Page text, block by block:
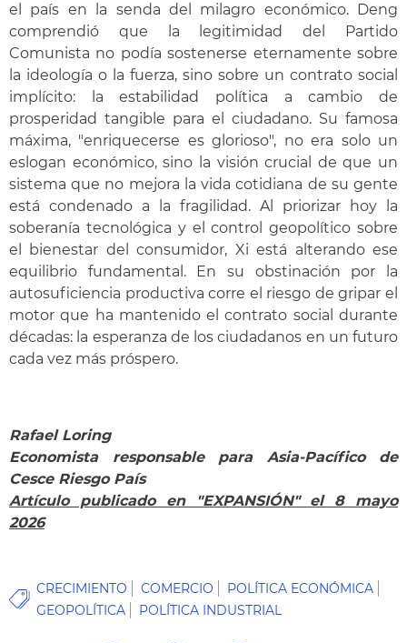
el país en la senda del milagro económico. Deng
comprendió que la legitimidad del Partido
Comunista no podía sostenerse eternamente sobre
la ideología o la fuerza, sino sobre un contrato social
implícito: la estabilidad política a cambio de
prosperidad tangible para el ciudadano. Su famosa
máxima, "enriquecerse es glorioso", no era solo un
eslogan económico, sino la visión crucial de que un
sistema que no mejora la vida cotidiana de su gente
está condenado a la fragilidad. Al priorizar hoy la
soberanía tecnológica y el control geopolítico sobre
el bienestar del consumidor, Xi está alterando ese
equilibrio fundamental. En su obstinación por la
autosuficiencia productiva corre el riesgo de gripar el
motor que ha mantenido el contrato social durante
décadas: la esperanza de los ciudadanos en un futuro
cada vez más próspero.
Rafael Loring
Economista responsable para Asia-Pacífico de
Cesce Riesgo País
Artículo publicado en "EXPANSIÓN" el 8 mayo
2026
CRECIMIENTO COMERCIO
POLÍTICA ECONÓMICA
GEOPOLÍTICA
POLÍTICA INDUSTRIAL